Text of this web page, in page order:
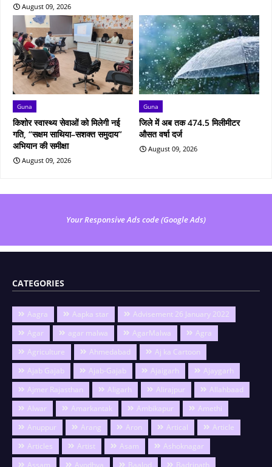
August 09, 2026
Guna
किशोर स्वास्थ्य सेवाओं को मिलेगी नई
गति, “सक्षम साथिया–सशक्त समुदाय”
अभियान की समीक्षा
August 09, 2026
Guna
जिले में अब तक 474.5 मिलीमीटर
औसत वर्षा दर्ज
August 09, 2026
Your Responsive Ads code (Google Ads)
CATEGORIES
Aagra Aapka star
Advisement 26 January 2022
Agar
agar malwa AgarMalwa
Agra
Agriculture
Ahmedabad
Aj ka Cartoon
Ajab Gajab
Ajab-Gajab Ajaigarh
Ajaygarh
Ajmer Rajasthan
Aligarh Alirajpur
Allahbaad
Alwar
Amarkantak Ambikapur
Amethi
Anuppur
Arang Aron Artical
Article
Articles
Artist Asam
Ashoknagar
Assam
Ayodhya Baalod Badrinath